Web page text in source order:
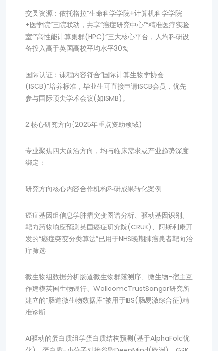
交叉资源：依托格拉“生命科学学院+计算机科学学院
+医学院”三院联动，共享“癌症研究中心”“精准医疗实验
室”“高性能计算集群(HPC)”三大核心平台，人均科研设
备投入高于英国高校平均水平30%;
国际认证：课程内容符合“国际计算生物学协会
(ISCB)”培养标准，毕业生可直接申请ISCB会员，优先
参与国际顶尖学术会议(如ISMB)。
2.核心研究方向(2025年重点资助领域)
专业聚焦四大前沿方向，均与临床需求或产业趋势深度
绑定：
研究方向核心内容合作机构科研成果转化案例
癌症基因组信息学肿瘤突变图谱分析、驱动基因识别、
靶向药物响应预测英国癌症研究院(CRUK)、阿斯利康开
发的“癌症突变分类算法”已用于NHS晚期肺癌患者靶向治
疗筛选
微生物组数据分析肠道微生物群落测序、微生物-宿主互
作建模英国生物银行、WellcomeTrustSanger研究所
建立的“肠道微生物数据库”被用于IBS(肠易激综合征)精
准诊断
AI驱动的蛋白质组学蛋白质结构预测(基于AlphaFold优